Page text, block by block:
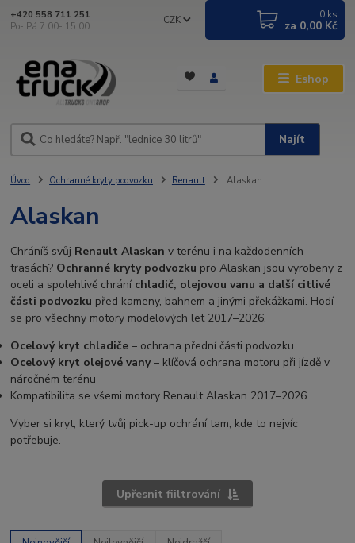
Eshop
CZK
Najít
+420 558 711 251
Po- Pá 7:00- 15:00
0 ks
za 0,00 Kč
Úvod Ochranné kryty podvozku Renault Alaskan
Alaskan
Chráníš svůj Renault Alaskan v terénu i na každodenních
trasách? Ochranné kryty podvozku pro Alaskan jsou vyrobeny z
oceli a spolehlivě chrání chladič, olejovou vanu a další citlivé
části podvozku před kameny, bahnem a jinými překážkami. Hodí
se pro všechny motory modelových let 2017–2026.
Ocelový kryt chladiče – ochrana přední části podvozku
Ocelový kryt olejové vany– klíčová ochrana motoru při jízdě v
náročném terénu
Kompatibilita se všemi motory Renault Alaskan 2017–2026
Vyber si kryt, který tvůj pick-up ochrání tam, kde to nejvíc
potřebuje.
Upřesnit fiiltrování